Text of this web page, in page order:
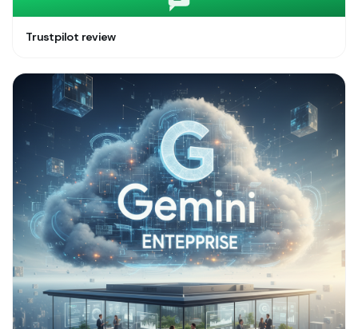
Trustpilot review